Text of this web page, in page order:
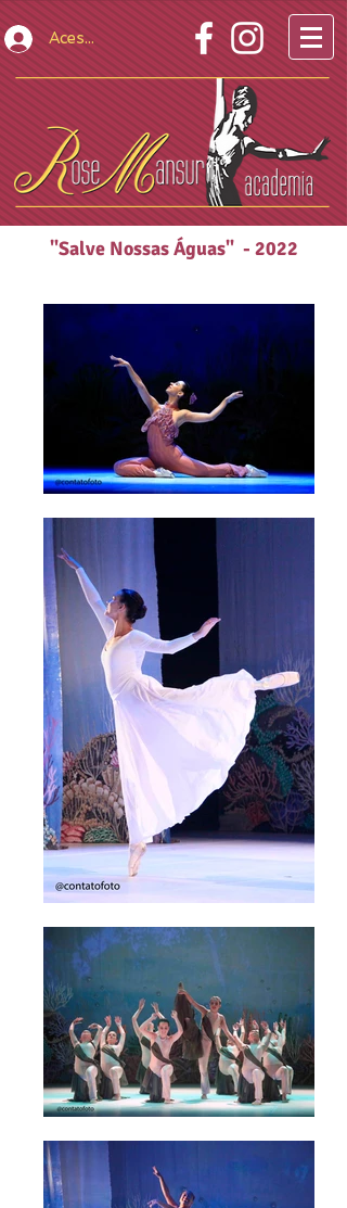
Acesso Restrito
"Salve Nossas Águas" - 2022